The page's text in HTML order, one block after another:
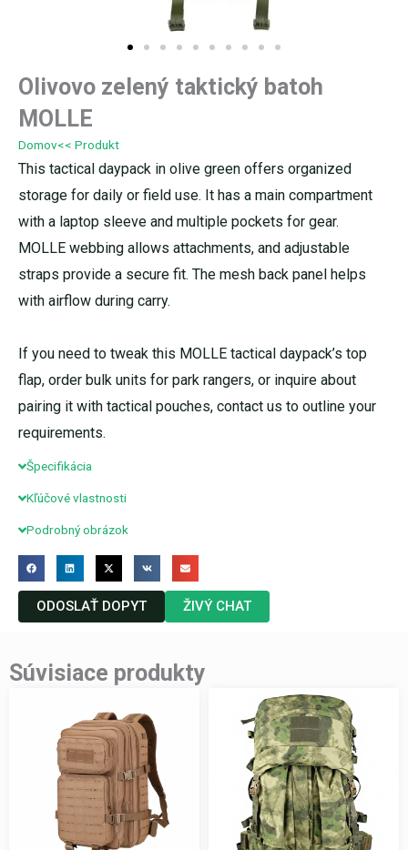
Olivovo zelený taktický batoh
MOLLE
Domov<< Produkt
This tactical daypack in olive green offers organized
storage for daily or field use. It has a main compartment
with a laptop sleeve and multiple pockets for gear.
MOLLE webbing allows attachments, and adjustable
straps provide a secure fit. The mesh back panel helps
with airflow during carry.
If you need to tweak this MOLLE tactical daypack’s top
flap, order bulk units for park rangers, or inquire about
pairing it with tactical pouches, contact us to outline your
requirements.
Špecifikácia
Kľúčové vlastnosti
Podrobný obrázok
ODOSLAŤ DOPYT ŽIVÝ CHAT
Súvisiace produkty